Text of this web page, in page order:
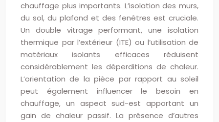
chauffage plus importants. L’isolation des murs,
du sol, du plafond et des fenêtres est cruciale.
Un double vitrage performant, une isolation
thermique par l’extérieur (ITE) ou l’utilisation de
matériaux isolants efficaces réduisent
considérablement les déperditions de chaleur.
L’orientation de la pièce par rapport au soleil
peut également influencer le besoin en
chauffage, un aspect sud-est apportant un
gain de chaleur passif. La présence d’autres